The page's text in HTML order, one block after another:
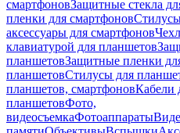
смартфоновЗащитные стекла
пленки для смартфонов
аксессуары для смартфонов
клавиатурой для планшетов
планшетовЗащитные пленки
планшетовСтилусы для
планшетов, смартфоновКабели
планшетовФото,
видеосъемкаФотоаппараты